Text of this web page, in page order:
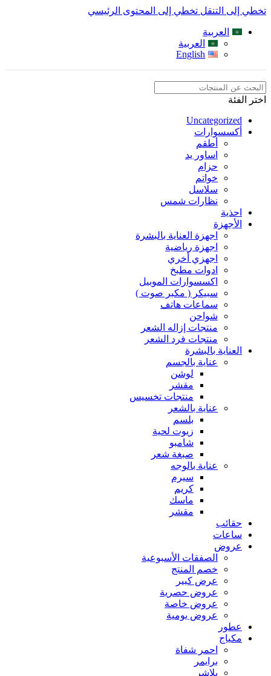
تخطي إلى التنقل تخطي إلى المحتوى الرئيسي
العربية
العربية
English
اختر الفئة
Uncategorized
أكسسوارات
أطقم
اساور يد
حزام
خواتم
سلاسل
نظارات شمس
احذية
الأجهزة
اجهزة العناية بالبشرة
اجهزة رياضية
اجهزي أخري
ادوات مطبخ
اكسسوارات الموبيل
سبيكر ( مكبر صوت )
سماعات هاتف
شواحن
منتجات إزاله الشعر
منتجات فرد الشعر
العناية بالبشرة
عناية بالجسم
لوشن
مقشر
منتجات تخسيس
عناية بالشعر
بلسم
زيوت لحية
شامبو
صبغة شعر
عناية بالوجه
سيرم
كريم
ماسك
مقشر
حقائب
ساعات
عروض
الصفقات الأسبوعية
خصم المنتج
عرض كبير
عروض حصرية
عروض خاصة
عروض يومية
عطور
مكياج
احمر شفاة
برايمر
بلاشر